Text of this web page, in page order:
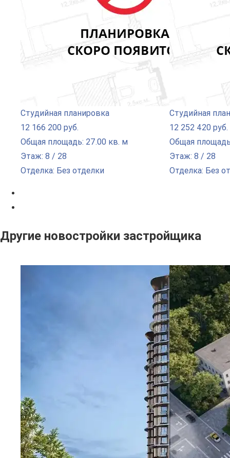
Студийная планировка
12 166 200 руб.
Общая площадь: 27.00 кв. м
Этаж: 8 / 28
Отделка: Без отделки
Студийная
12 252 420 руб.
Общая
Этаж: 8 / 28
Отделка: Без
Другие новостройки застройщика